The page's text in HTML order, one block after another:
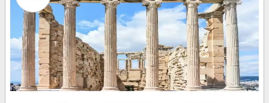
Rechercher